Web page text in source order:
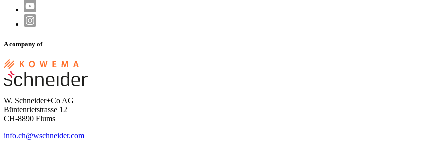
A company of
W. Schneider+Co AG
Büntenrietstrasse 12
CH-8890 Flums
info.ch@wschneider.com